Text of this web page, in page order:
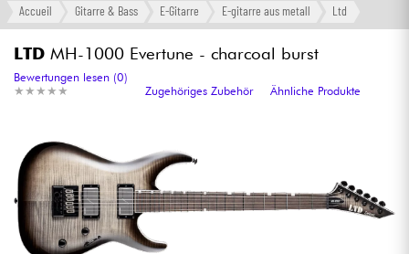
Langue
Gitarre & Bass
Verstärker & Effekte
Klaviere & Piano
Synths & samplers
Studio
Accueil Gitarre & Bass E-Gitarre E-gitarre aus metall Ltd
LTD MH-1000 Evertune - charcoal burst
★ ★ ★ ★ ★
★ ★ ★ ★ ★
Bewertungen lesen (0)
Zugehöriges Zubehör
Ähnliche Produkte